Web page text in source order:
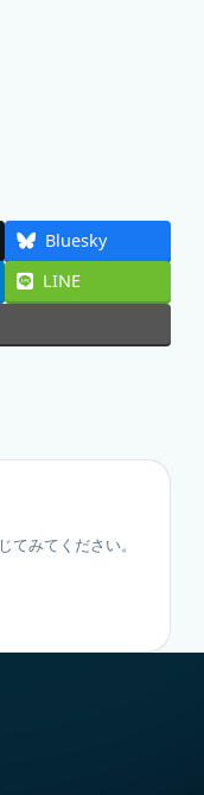
Bluesky
LINE
みてください。